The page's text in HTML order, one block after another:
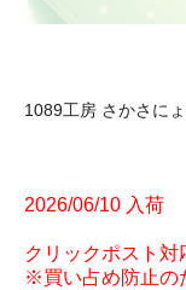
1089工房 さかさに
2026/06/10 入荷
クリックポスト対
※買い占め防止の